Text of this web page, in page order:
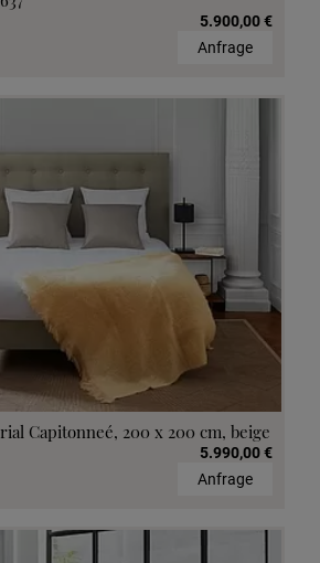
5.900,00 €
Anfrage
Capitonneé, 200 x 200 cm, beige
5.990,00 €
Anfrage